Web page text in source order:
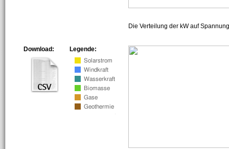
Die Verteilung der kW auf
Legende:
Download: